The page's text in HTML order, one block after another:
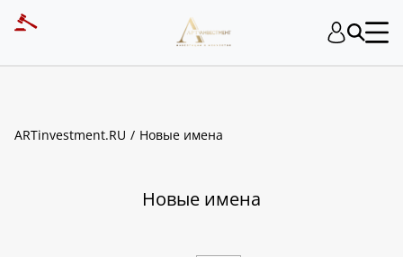
ARTinvestment.RU Новые имена
Новые имена